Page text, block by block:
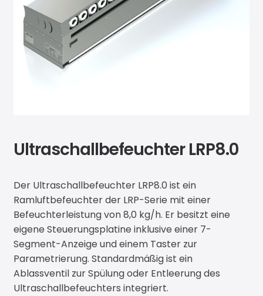
Ultraschallbefeuchter LRP8.0
Der Ultraschallbefeuchter LRP8.0 ist ein
Ramluftbefeuchter der LRP-Serie mit einer
Befeuchterleistung von 8,0 kg/h. Er besitzt eine
eigene Steuerungsplatine inklusive einer 7-
Segment-Anzeige und einem Taster zur
Parametrierung. Standardmäßig ist ein
Ablassventil zur Spülung oder Entleerung des
Ultraschallbefeuchters integriert.